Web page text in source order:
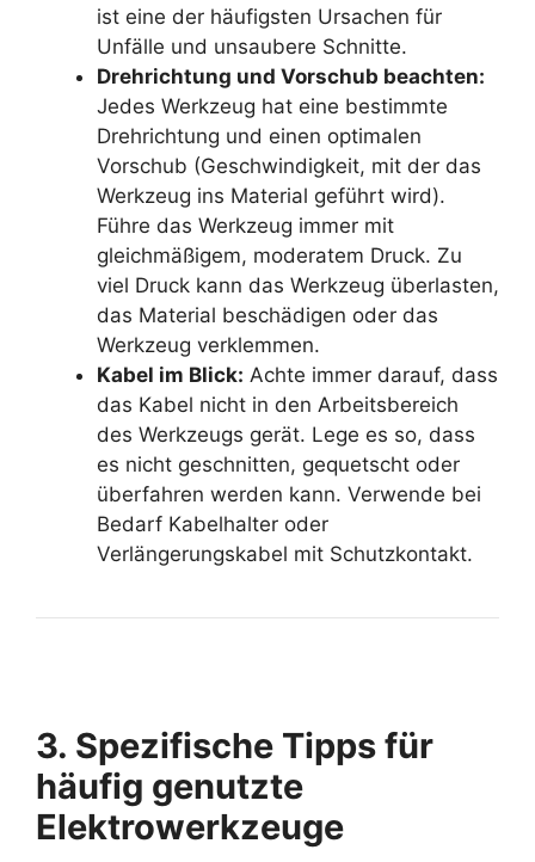
ist eine der häufigsten Ursachen für
Unfälle und unsaubere Schnitte.
Drehrichtung und Vorschub beachten:
Jedes Werkzeug hat eine bestimmte
Drehrichtung und einen optimalen
Vorschub (Geschwindigkeit, mit der das
Werkzeug ins Material geführt wird).
Führe das Werkzeug immer mit
gleichmäßigem, moderatem Druck. Zu
viel Druck kann das Werkzeug überlasten,
das Material beschädigen oder das
Werkzeug verklemmen.
Kabel im Blick: Achte immer darauf, dass
das Kabel nicht in den Arbeitsbereich
des Werkzeugs gerät. Lege es so, dass
es nicht geschnitten, gequetscht oder
überfahren werden kann. Verwende bei
Bedarf Kabelhalter oder
Verlängerungskabel mit Schutzkontakt.
3. Spezifische Tipps für
häufig genutzte
Elektrowerkzeuge